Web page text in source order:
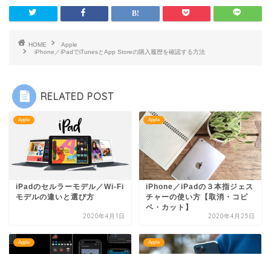
HOME
Apple
iPhone／iPadでiTunesとApp Storeの購入履歴を確認する方法
RELATED POST
Apple
iPadのセルラーモデル／Wi-Fi
モデルの違いと選び方
2020年4月1日
Apple
iPhone／iPadの３本指ジェス
チャーの使い方【取消・コピ
ペ・カット】
2020年4月25日
Apple Apple